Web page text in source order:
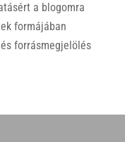
a blogomra
formájában
forrásmegjelölés